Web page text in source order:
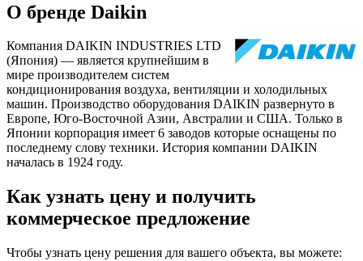
О бренде Daikin
Компания DAIKIN INDUSTRIES LTD
(Япония) — является крупнейшим в
мире производителем систем
кондиционирования воздуха, вентиляции и холодильных
машин. Производство оборудования DAIKIN развернуто в
Европе, Юго-Восточной Азии, Австралии и США. Только в
Японии корпорация имеет 6 заводов которые оснащены по
последнему слову техники. История компании DAIKIN
началась в 1924 году.
Как узнать цену и получить
коммерческое предложение
Чтобы узнать цену решения для вашего объекта, вы можете: